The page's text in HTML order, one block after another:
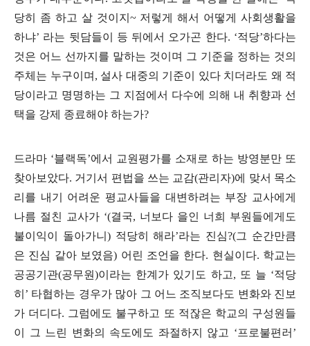
당히 좀 하고 살 것이지 ~ 저렇게 해서 어떻게 사회생활을
하냐’ 라는 뒷담들이 등 뒤에서 오가곤 한다. ‘적당’하다는
것은 어느 선까지를 말하는 것이며 그 기준을 정하는 것의
주체는 누구이며 , 설사 대중의 기준이 있다 치더라도 왜 적
당이라고 명명하는 그 지점에서 다수에 의해 내 취향과 선
택을 강제 종료해야 하는가?
드라마 ‘블랙독’에서 교원평가를 소재로 하는 방영분만 또
찾아보았다. 거기서 편법을 쓰는 교감(관리자)에 맞서 목소
리를 내기 어려운 평교사들을 대변하려는 부장 교사에게
나름 절친 교사가 ‘(결국, 너보다 을인 너희 부원들에게도
불이익이 돌아가니 ) 적당히 해라’라는 진심?(그 순간만큼
은 진심 같아 보였음) 어린 조언을 한다. 현실이다. 학교는
공공기관(공무원)이라는 한계가 있기도 하고, 또 늘 ‘적당
히 ’ 타협하는 경우가 많아 그 어느 조직보다도 변화와 진보
가 더디다. 그럼에도 불구하고 또 적잖은 학교의 구성원들
이 그 느린 변화의 속도에도 좌절하지 않고 ‘프로불편러 ’